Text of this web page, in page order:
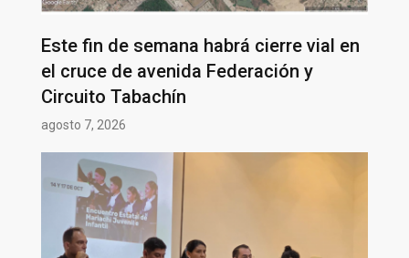
Este fin de semana habrá cierre vial en
el cruce de avenida Federación y
Circuito Tabachín
agosto 7, 2026